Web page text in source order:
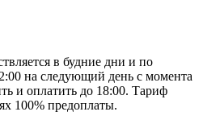
в будние дни и по
на следующий день с момента
и оплатить до 18:00. Тариф
100% предоплаты.